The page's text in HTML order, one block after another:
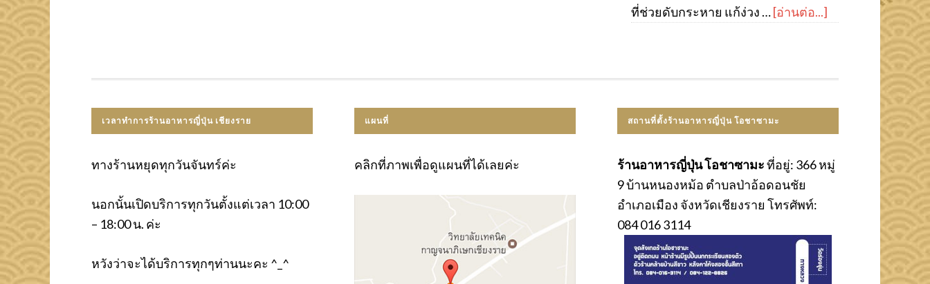
ที่ช่วยดับกระหาย แก้ง่วง …[อ่านต่อ...]
เวลาทำการร้านอาหารญี่ปุ่น เชียงราย
ทางร้านหยุดทุกวันจันทร์ค่ะ
นอกนั้นเปิดบริการทุกวันตั้งแต่เวลา 10:00
– 18:00 น. ค่ะ
หวังว่าจะได้บริการทุกๆท่านนะคะ ^_^
แผนที่
คลิกที่ภาพเพื่อดูแผนที่ได้เลยค่ะ
สถานที่ตั้งร้านอาหารญี่ปุ่น โอชาซามะ
ร้านอาหารญี่ปุ่น โอชาซามะที่อยู่: 366 หมู่
9 บ้านหนองหม้อ ตำบลป่าอ้อดอนชัย
อำเภอเมือง จังหวัดเชียงราย โทรศัพท์:
084 016 3114